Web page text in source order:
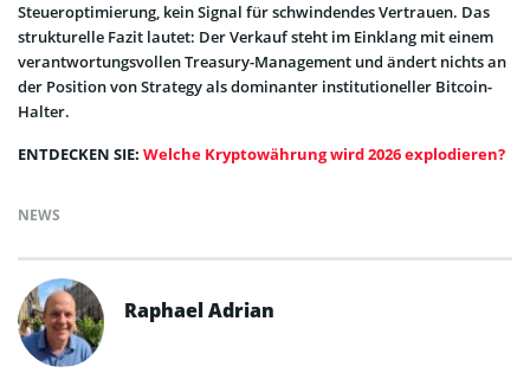
Steueroptimierung, kein Signal für schwindendes Vertrauen. Das
strukturelle Fazit lautet: Der Verkauf steht im Einklang mit einem
verantwortungsvollen Treasury-Management und ändert nichts an
der Position von Strategy als dominanter institutioneller Bitcoin-
Halter.
ENTDECKEN SIE: Welche Kryptowährung wird 2026 explodieren?
NEWS
Raphael Adrian